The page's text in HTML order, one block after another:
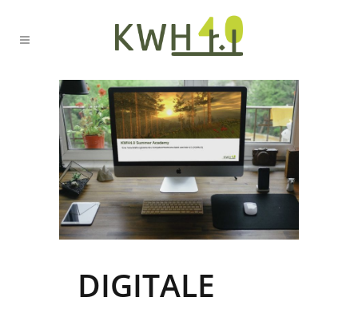
DIGITALE